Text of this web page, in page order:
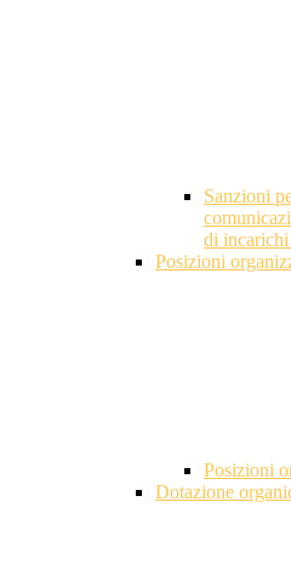
Sanzioni
di
Posizioni
Posizioni
Dotazione